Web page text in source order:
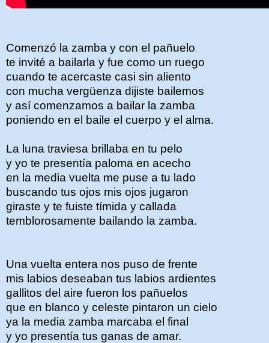
Comenzó la zamba y con el pañuelo
te invité a bailarla y fue como un ruego
cuando te acercaste casi sin aliento
con mucha vergüenza dijiste bailemos
y así comenzamos a bailar la zamba
poniendo en el baile el cuerpo y el alma.
La luna traviesa brillaba en tu pelo
y yo te presentía paloma en acecho
en la media vuelta me puse a tu lado
buscando tus ojos mis ojos jugaron
giraste y te fuiste tímida y callada
temblorosamente bailando la zamba.
Una vuelta entera nos puso de frente
mis labios deseaban tus labios ardientes
gallitos del aire fueron los pañuelos
que en blanco y celeste pintaron un cielo
ya la media zamba marcaba el final
y yo presentía tus ganas de amar.